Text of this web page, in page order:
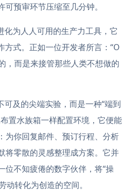
预审环节压缩至几分钟。
为人人可用的生产力工具，它
方式。正如一位开发者所言：“O
，而是来接管那些人类不想做的
及的尖端实验，而是一种“端到
置水族箱一样配置环境，它便能
为你回复邮件、预订行程、分析
将零散的灵感整理成方案。它并
位不知疲倦的数字伙伴，将“操
动转化为创造的空间。